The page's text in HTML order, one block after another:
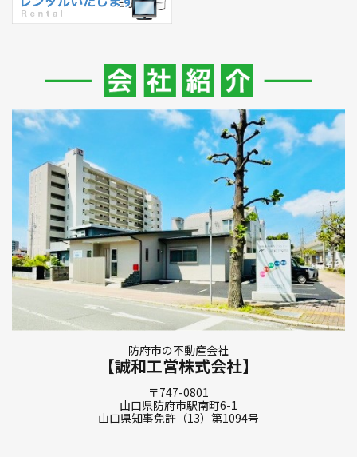
防府市の不動産会社
【誠和工営株式会社】
〒747-0801
山口県防府市駅南町6-1
山口県知事免許（13）第1094号